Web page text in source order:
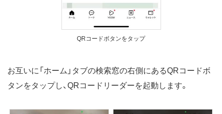
QRコードボタンをタップ
お互いに「ホーム」タブの検索窓の右側にあるQRコードボ
タンをタップし、QRコードリーダーを起動します。